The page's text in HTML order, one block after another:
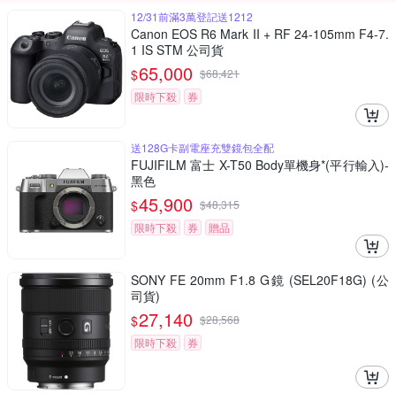
12/31前滿3萬登記送1212
Canon EOS R6 Mark II + RF 24-105mm F4-7.
1 IS STM 公司貨
$65,000 $68,421
限時下殺
券
送128G卡副電座充雙鏡包全配
FUJIFILM 富士 X-T50 Body單機身*(平行輸入)-
黑色
$45,900 $48,315
限時下殺
券 贈品
SONY FE 20mm F1.8 G鏡 (SEL20F18G) (公
司貨)
$27,140 $28,568
限時下殺
券